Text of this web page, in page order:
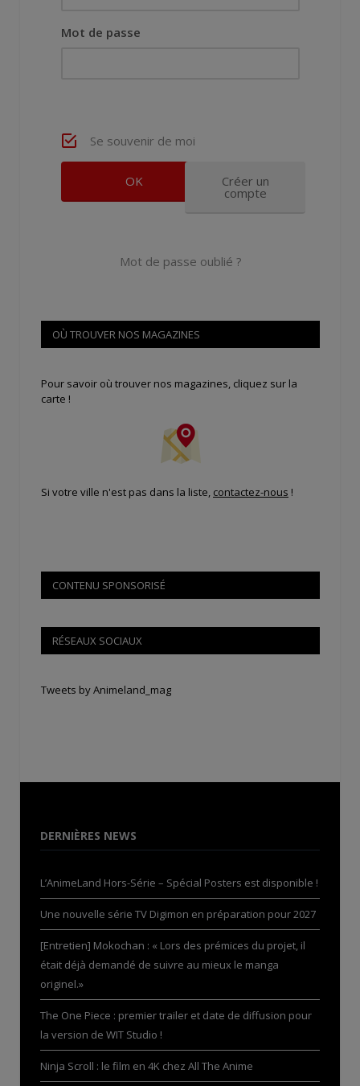
Mot de passe
Se souvenir de moi
Créer un
compte
Mot de passe oublié ?
OÙ TROUVER NOS MAGAZINES
Pour savoir où trouver nos magazines, cliquez sur la
carte !
Si votre ville n'est pas dans la liste, contactez-nous !
CONTENU SPONSORISÉ
RÉSEAUX SOCIAUX
Tweets by Animeland_mag
DERNIÈRES NEWS
L’AnimeLand Hors-Série – Spécial Posters est disponible !
Une nouvelle série TV Digimon en préparation pour 2027
[Entretien] Mokochan : « Lors des prémices du projet, il
était déjà demandé de suivre au mieux le manga
originel.»
The One Piece : premier trailer et date de diffusion pour
la version de WIT Studio !
Ninja Scroll : le film en 4K chez All The Anime